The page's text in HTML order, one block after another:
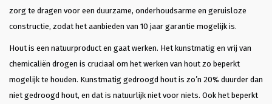
zorg te dragen voor een duurzame, onderhoudsarme en geruisloze
constructie, zodat het aanbieden van 10 jaar garantie mogelijk is.
Hout is een natuurproduct en gaat werken. Het kunstmatig en vrij van
chemicaliën drogen is cruciaal om het werken van hout zo beperkt
mogelijk te houden. Kunstmatig gedroogd hout is zo’n 20% duurder dan
niet gedroogd hout, en dat is natuurlijk niet voor niets. Ook het beperkt